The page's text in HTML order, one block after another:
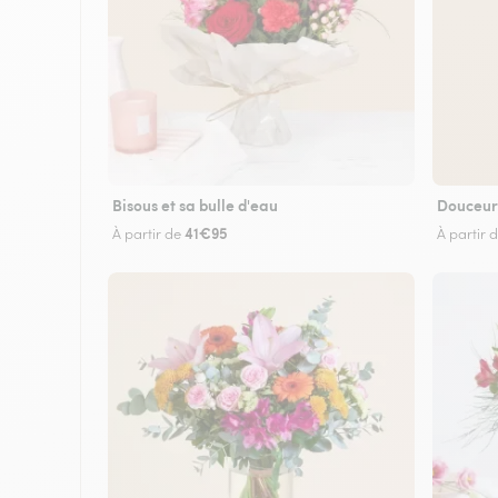
Bisous et sa bulle d'eau
À partir de41€95
Douceur
À partir